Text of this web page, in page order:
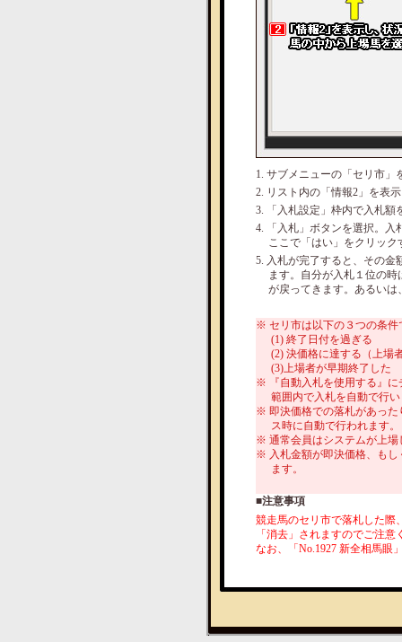
1. サブメニューの「セリ市
2. リスト内の「情報2」を表
3. 「入札設定」枠内で入札額
4. 「入札」ボタンを選択。入
ここで「はい」をクリッ
5. 入札が完了すると、その金
ます。自分が入札１位の
が戻ってきます。あるい
※ セリ市は以下の３つの条件
(1) 終了日付を過ぎる
(2) 決価格に達する（上場
(3)上場者が早期終了した
※ 『自動入札を使用する』に
範囲内で入札を自動で行
※ 即決価格での落札があった
ス時に自動で行われます。
※ 通常会員はシステムが上場
※ 入札金額が即決価格、もし
ます。
■注意事項
競走馬のセリ市で落札した際
「消去」されますのでご注意
なお、「No.1927 新全相馬眼